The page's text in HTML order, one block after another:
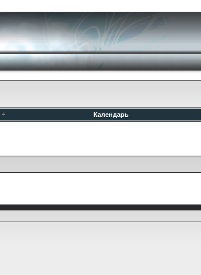
Календарь